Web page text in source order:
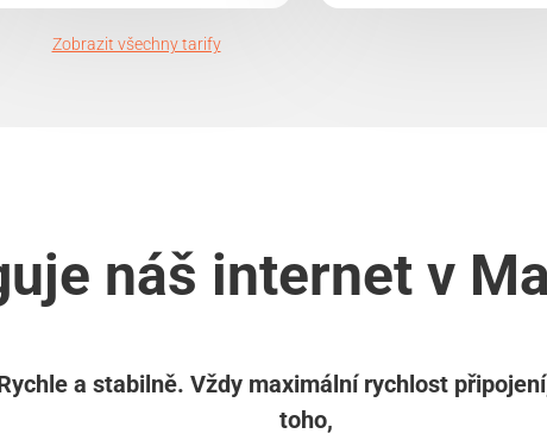
Zobrazit všechny tarify
náš internet v
a stabilně. Vždy maximální rychlost
toho,